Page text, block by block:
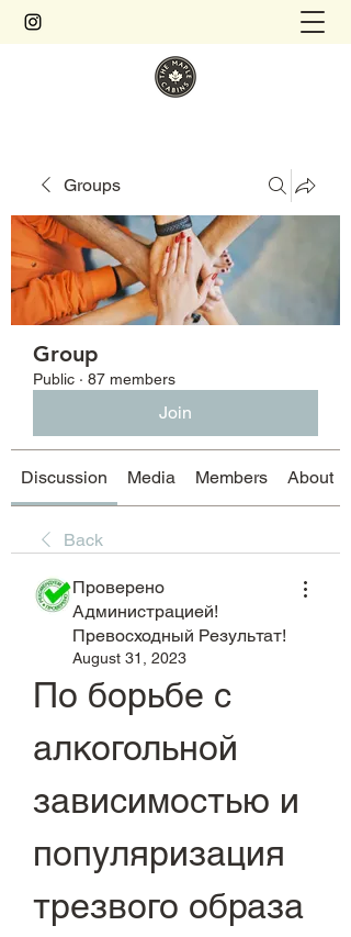
Groups
Group
Public · 87 members
Join
Discussion Media Members About
Back
Проверено
Администрацией!
Превосходный Результат!
August 31, 2023
По борьбе с
алкогольной
зависимостью и
популяризация
трезвого образа